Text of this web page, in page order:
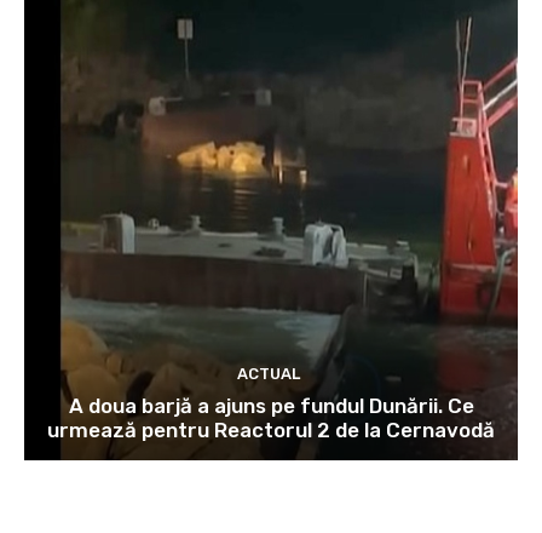
ACTUAL
A doua barjă a ajuns pe fundul Dunării. Ce
urmează pentru Reactorul 2 de la Cernavodă